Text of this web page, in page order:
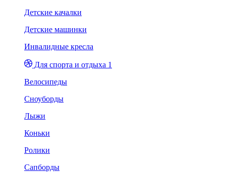
Детские качалки
Детские машинки
Инвалидные кресла
Для спорта и отдыха 1
Велосипеды
Сноуборды
Лыжи
Коньки
Ролики
Сапборды